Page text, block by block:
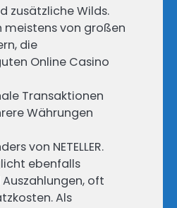
zusätzliche Wilds.
meistens von großen
die
Online Casino
Transaktionen
Währungen
von NETELLER.
ebenfalls
oft
Als